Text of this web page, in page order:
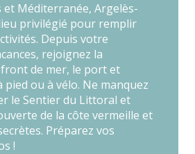
et Méditerranée, Argelès-
privilégié pour remplir
Depuis votre
rejoignez la
de mer, le port et
pied ou à vélo. Ne manquez
le Sentier du Littoral et
de la côte vermeille et
Préparez vos
!